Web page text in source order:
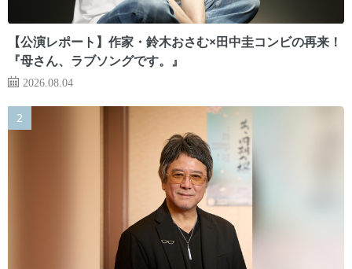
【公演レポート】作家・鈴木おさむ×田中圭コンビの再来！
『母さん、ラブソングです。』
2026.08.04